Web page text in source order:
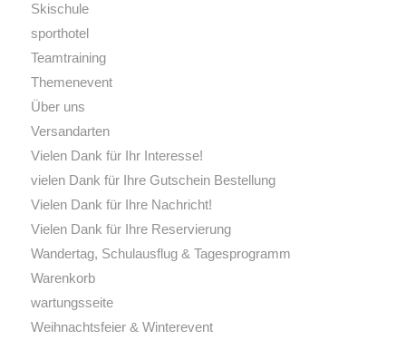
Skischule
sporthotel
Teamtraining
Themenevent
Über uns
Versandarten
Vielen Dank für Ihr Interesse!
vielen Dank für Ihre Gutschein Bestellung
Vielen Dank für Ihre Nachricht!
Vielen Dank für Ihre Reservierung
Wandertag, Schulausflug & Tagesprogramm
Warenkorb
wartungsseite
Weihnachtsfeier & Winterevent